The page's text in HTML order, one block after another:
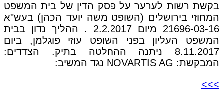
בקשת רשות לערער על פסק הדין של בית המשפט
המחוזי בירושלים (השופט משה יועד הכהן) בעש"א
21696-03-16 מיום 2.2.2017 . ההליך נדון בבית
המשפט העליון בפני השופט עוזי פוגלמן, ביום
8.11.2017 ניתנה ההחלטה בתיק. הצדדים:
המבקשת: NOVARTIS AG נגד המשיב:
>>>